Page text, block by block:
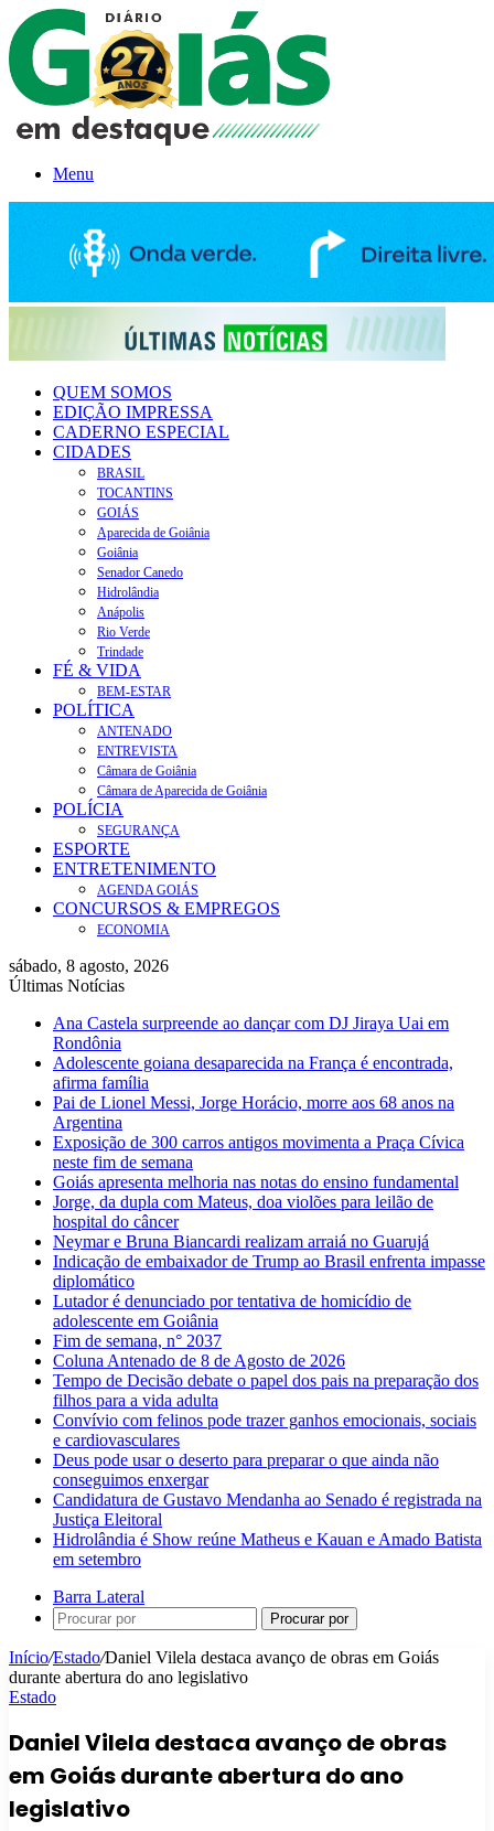
Menu
QUEM SOMOS
EDIÇÃO IMPRESSA
CADERNO ESPECIAL
CIDADES
BRASIL
TOCANTINS
GOIÁS
Aparecida de Goiânia
Goiânia
Senador Canedo
Hidrolândia
Anápolis
Rio Verde
Trindade
FÉ & VIDA
BEM-ESTAR
POLÍTICA
ANTENADO
ENTREVISTA
Câmara de Goiânia
Câmara de Aparecida de Goiânia
POLÍCIA
SEGURANÇA
ESPORTE
ENTRETENIMENTO
AGENDA GOIÁS
CONCURSOS & EMPREGOS
ECONOMIA
sábado, 8 agosto, 2026
Últimas Notícias
Ana Castela surpreende ao dançar com DJ Jiraya Uai em
Rondônia
Adolescente goiana desaparecida na França é encontrada,
afirma família
Pai de Lionel Messi, Jorge Horácio, morre aos 68 anos na
Argentina
Exposição de 300 carros antigos movimenta a Praça Cívica
neste fim de semana
Goiás apresenta melhoria nas notas do ensino fundamental
Jorge, da dupla com Mateus, doa violões para leilão de
hospital do câncer
Neymar e Bruna Biancardi realizam arraiá no Guarujá
Indicação de embaixador de Trump ao Brasil enfrenta impasse
diplomático
Lutador é denunciado por tentativa de homicídio de
adolescente em Goiânia
Fim de semana, n° 2037
Coluna Antenado de 8 de Agosto de 2026
Tempo de Decisão debate o papel dos pais na preparação dos
filhos para a vida adulta
Convívio com felinos pode trazer ganhos emocionais, sociais
e cardiovasculares
Deus pode usar o deserto para preparar o que ainda não
conseguimos enxergar
Candidatura de Gustavo Mendanha ao Senado é registrada na
Justiça Eleitoral
Hidrolândia é Show reúne Matheus e Kauan e Amado Batista
em setembro
Barra Lateral
Procurar por
Início/Estado/Daniel Vilela destaca avanço de obras em Goiás
durante abertura do ano legislativo
Estado
Daniel Vilela destaca avanço de obras
em Goiás durante abertura do ano
legislativo